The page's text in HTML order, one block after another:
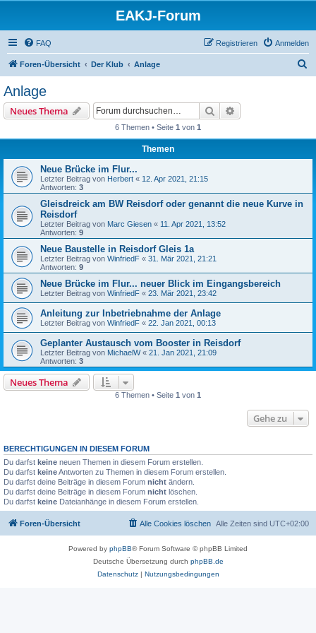
EAKJ-Forum
FAQ Anmelden
Registrieren
Foren-Übersicht Der Klub Anlage
Anlage
Neues Thema Suche
6 Themen • Seite 1 von 1
Themen
Neue Brücke im Flur...
Letzter Beitrag von Herbert « 12. Apr 2021, 21:15
Antworten: 3
Gleisdreick am BW Reisdorf oder genannt die neue Kurve in
Reisdorf
Letzter Beitrag von Marc Giesen « 11. Apr 2021, 13:52
Antworten: 9
Neue Baustelle in Reisdorf Gleis 1a
Letzter Beitrag von WinfriedF « 31. Mär 2021, 21:21
Antworten: 9
Neue Brücke im Flur... neuer Blick im Eingangsbereich
Letzter Beitrag von WinfriedF « 23. Mär 2021, 23:42
Anleitung zur Inbetriebnahme der Anlage
Letzter Beitrag von WinfriedF « 22. Jan 2021, 00:13
Geplanter Austausch vom Booster in Reisdorf
Letzter Beitrag von MichaelW« 21. Jan 2021, 21:09
Antworten: 3
Neues Thema
6 Themen • Seite 1 von 1
Gehe zu
BERECHTIGUNGEN IN DIESEM FORUM
Du darfst keine neuen Themen in diesem Forum erstellen.
Du darfst keineAntworten zu Themen in diesem Forum erstellen.
Du darfst deine Beiträge in diesem Forum nicht ändern.
Du darfst deine Beiträge in diesem Forum nicht löschen.
Du darfst keine Dateianhänge in diesem Forum erstellen.
Foren-Übersicht Alle Zeiten sind UTC+02:00
Alle Cookies löschen
Powered by phpBB® Forum Software © phpBB Limited
Deutsche Übersetzung durch phpBB.de
Datenschutz| Nutzungsbedingungen